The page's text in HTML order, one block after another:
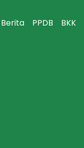
Berita PPDB BKK